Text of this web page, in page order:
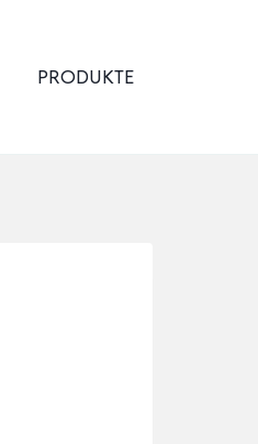
PRODUKTE